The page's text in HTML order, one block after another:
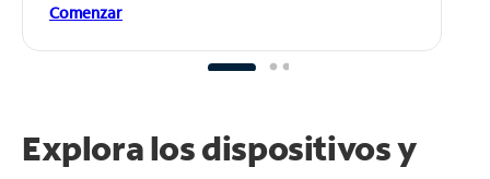
Comenzar
Explora los dispositivos y